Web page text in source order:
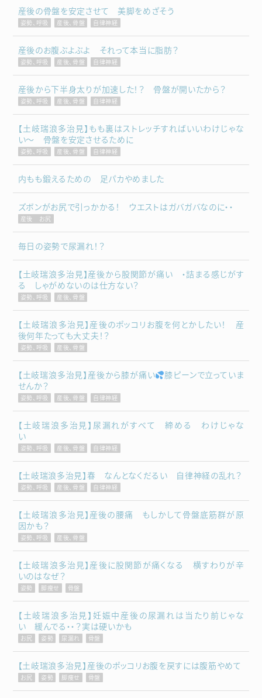
産後の骨盤を安定させて 美脚をめざそう
姿勢、呼吸 産後、骨盤 自律神経
産後のお腹ぶよぶよ それって本当に脂肪？
姿勢、呼吸 産後、骨盤 自律神経
産後から下半身太りが加速した！？ 骨盤が開いたから？
姿勢、呼吸 産後、骨盤 自律神経
【土岐瑞浪多治見】もも裏はストレッチすればいいわけじゃな
い～ 骨盤を安定させるために
姿勢、呼吸 産後、骨盤 自律神経
内もも鍛えるための 足パカやめました
ズボンがお尻で引っかかる！ ウエストはガバガバなのに・・
産後 お尻
毎日の姿勢で尿漏れ！？
【土岐瑞浪多治見】産後から股関節が痛い ・詰まる感じがす
る しゃがめないのは仕方ない？
姿勢、呼吸 産後、骨盤
【土岐瑞浪多治見】産後のポッコリお腹を何とかしたい！ 産
後何年たっても大丈夫！？
姿勢、呼吸 産後、骨盤
【土岐瑞浪多治見】産後から膝が痛い
膝ピーンで立っていま
せんか？
姿勢、呼吸 産後、骨盤 自律神経
【土岐瑞浪多治見】尿漏れがすべて 締める わけじゃな
い
姿勢、呼吸 産後、骨盤 自律神経
【土岐瑞浪多治見】春 なんとなくだるい 自律神経の乱れ？
姿勢、呼吸 産後、骨盤 自律神経
【土岐瑞浪多治見】産後の腰痛 もしかして骨盤底筋群が原
因かも？
姿勢、呼吸 産後、骨盤
【土岐瑞浪多治見】産後に股関節が痛くなる 横すわりが辛
いのはなぜ？
姿勢 脚痩せ 骨盤
【土岐瑞浪多治見】妊娠中産後の尿漏れは当たり前じゃな
い 緩んでる・・？実は硬いかも
お尻 姿勢 尿漏れ 骨盤
【土岐瑞浪多治見】産後のポッコリお腹を戻すには腹筋やめて
お尻 姿勢 脚痩せ 骨盤